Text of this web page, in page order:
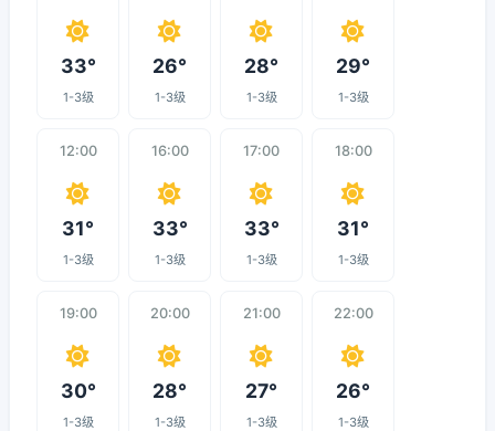
33°
1-3级
26°
1-3级
28°
1-3级
29°
1-3级
12:00
31°
1-3级
16:00
33°
1-3级
17:00
33°
1-3级
18:00
31°
1-3级
19:00
30°
1-3级
20:00
28°
1-3级
21:00
27°
1-3级
22:00
26°
1-3级